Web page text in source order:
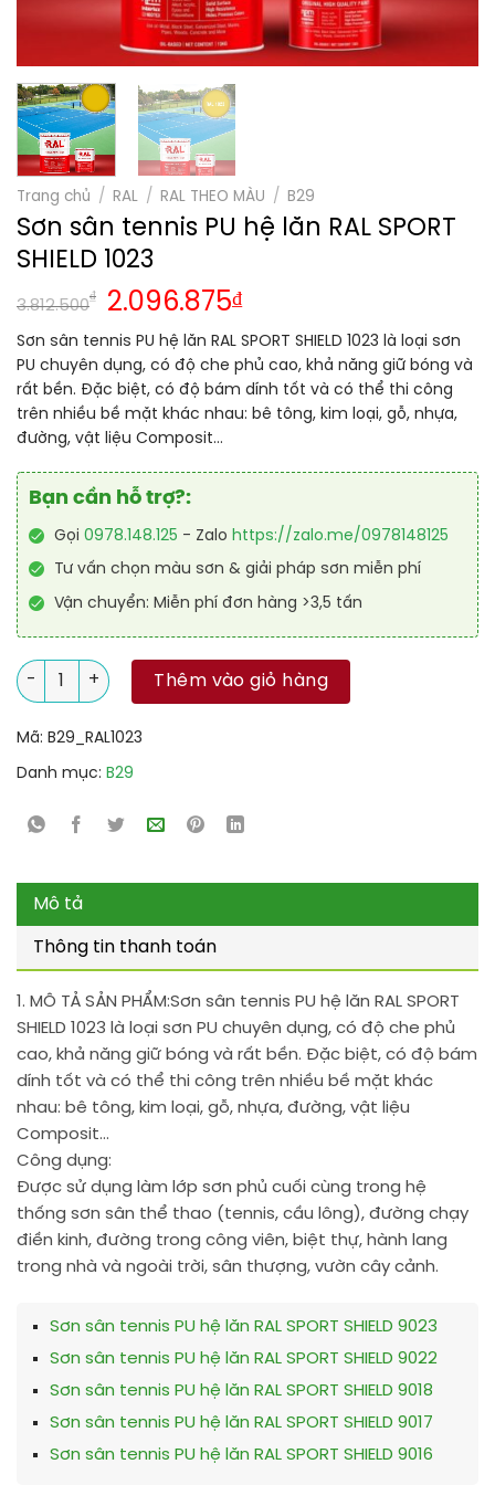
Trang chủ / RAL / RAL THEO MÀU / B29
Sơn sân tennis PU hệ lăn RAL SPORT
SHIELD 1023
3.812.500
₫ 2.096.875₫
Sơn sân tennis PU hệ lăn RAL SPORT SHIELD 1023 là loại sơn
PU chuyên dụng, có độ che phủ cao, khả năng giữ bóng và
rất bền. Đặc biệt, có độ bám dính tốt và có thể thi công
trên nhiều bề mặt khác nhau: bê tông, kim loại, gỗ, nhựa,
đường, vật liệu Composit…
Bạn cần hỗ trợ?:
Gọi 0978.148.125 - Zalo https://zalo.me/0978148125
Tư vấn chọn màu sơn & giải pháp sơn miễn phí
Vận chuyển: Miễn phí đơn hàng >3,5 tấn
Sơn sân tennis PU hệ lăn RAL SPORT SHIELD 1023 số lượng
Thêm vào giỏ hàng
Mã: B29_RAL1023
Danh mục: B29
Mô tả
Thông tin thanh toán
1. MÔ TẢ SẢN PHẨM:Sơn sân tennis PU hệ lăn RAL SPORT
SHIELD 1023 là loại sơn PU chuyên dụng, có độ che phủ
cao, khả năng giữ bóng và rất bền. Đặc biệt, có độ bám
dính tốt và có thể thi công trên nhiều bề mặt khác
nhau: bê tông, kim loại, gỗ, nhựa, đường, vật liệu
Composit…
Công dụng:
Được sử dụng làm lớp sơn phủ cuối cùng trong hệ
thống sơn sân thể thao (tennis, cầu lông), đường chạy
điền kinh, đường trong công viên, biệt thự, hành lang
trong nhà và ngoài trời, sân thượng, vườn cây cảnh.
Sơn sân tennis PU hệ lăn RAL SPORT SHIELD 9023
Sơn sân tennis PU hệ lăn RAL SPORT SHIELD 9022
Sơn sân tennis PU hệ lăn RAL SPORT SHIELD 9018
Sơn sân tennis PU hệ lăn RAL SPORT SHIELD 9017
Sơn sân tennis PU hệ lăn RAL SPORT SHIELD 9016